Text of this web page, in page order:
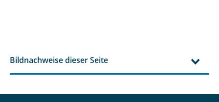
Bildnachweise dieser Seite